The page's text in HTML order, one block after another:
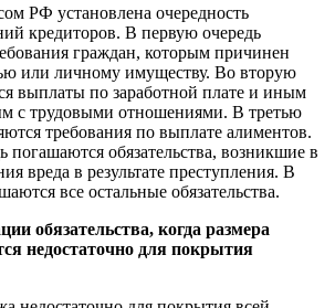
РФ установлена очередность
кредиторов. В первую очередь
граждан, которым причинен
или личному имуществу. Во вторую
выплаты по заработной плате и иным
с трудовыми отношениями. В третью
требования по выплате алиментов.
погашаются обязательства, возникшие в
вреда в результате преступления. В
все остальные обязательства.
обязательства, когда размера
недостаточно для покрытия